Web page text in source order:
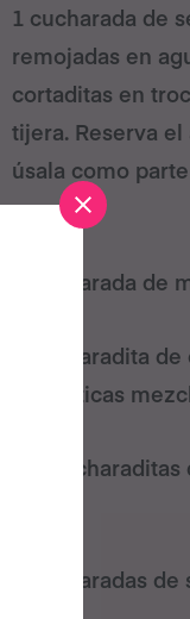
1 cucharada de
remojadas en
cortaditas en
tijera. Reserva
úsala como
gravy
1 cucharada de
1 cucharadita
aromáticas
1-2
2 cucharadas